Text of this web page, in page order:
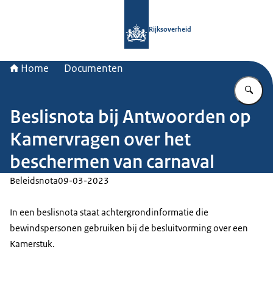
Rijksoverheid
Home Documenten
Beslisnota bij Antwoorden op
Kamervragen over het
beschermen van carnaval
Beleidsnota09-03-2023
In een beslisnota staat achtergrondinformatie die
bewindspersonen gebruiken bij de besluitvorming over een
Kamerstuk.